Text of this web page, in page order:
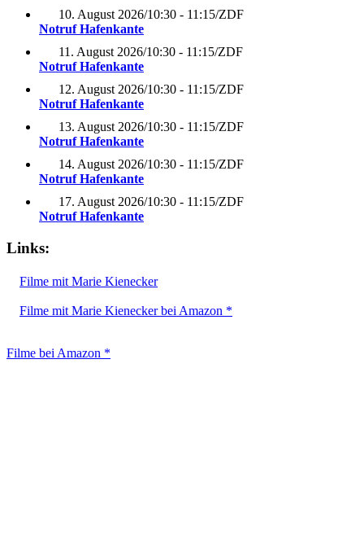
10. August 2026/10:30 - 11:15/ZDF
Notruf Hafenkante
11. August 2026/10:30 - 11:15/ZDF
Notruf Hafenkante
12. August 2026/10:30 - 11:15/ZDF
Notruf Hafenkante
13. August 2026/10:30 - 11:15/ZDF
Notruf Hafenkante
14. August 2026/10:30 - 11:15/ZDF
Notruf Hafenkante
17. August 2026/10:30 - 11:15/ZDF
Notruf Hafenkante
Links:
Filme mit Marie Kienecker
Filme mit Marie Kienecker bei Amazon *
Filme bei Amazon *